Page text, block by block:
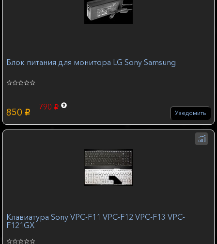
Блок питания для монитора LG Sony Samsung
850 p
790 p
Уведомить
Клавиатура Sony VPC-F11 VPC-F12 VPC-F13 VPC-
F121GX